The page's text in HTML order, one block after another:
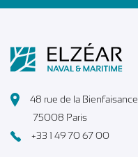
48 rue de la Bienfaisance
75008 Paris
+33 1 49 70 67 00